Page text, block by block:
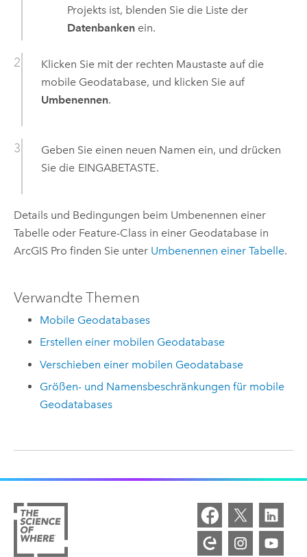
Projekts ist, blenden Sie die Liste der
Datenbanken ein.
Klicken Sie mit der rechten Maustaste auf die
mobile Geodatabase, und klicken Sie auf
Umbenennen.
Geben Sie einen neuen Namen ein, und drücken
Sie die EINGABETASTE.
Details und Bedingungen beim Umbenennen einer
Tabelle oder Feature-Class in einer Geodatabase in
ArcGIS Pro finden Sie unter Umbenennen einer Tabelle.
Verwandte Themen
Mobile Geodatabases
Erstellen einer mobilen Geodatabase
Verschieben einer mobilen Geodatabase
Größen- und Namensbeschränkungen für mobile
Geodatabases